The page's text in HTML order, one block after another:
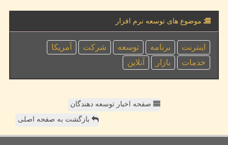
موضوع های توسعه نرم افزار
اینترنت برنامه توسعه شركت
آمریكا
خدمات
بازار آنلاین
صفحه اخبار توسعه دهندگان
بازگشت به صفحه اصلی